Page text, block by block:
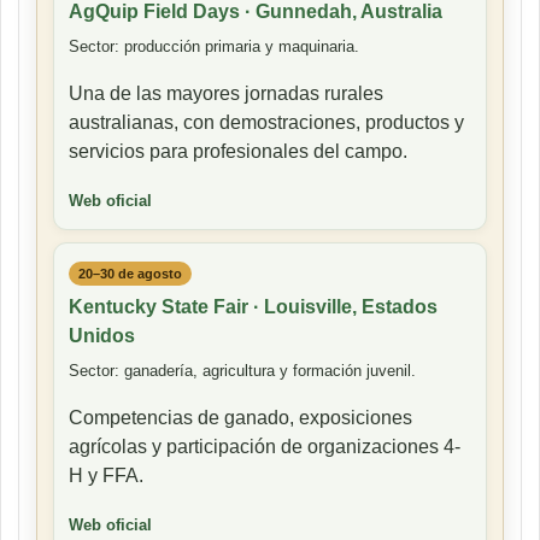
AgQuip Field Days · Gunnedah, Australia
Sector: producción primaria y maquinaria.
Una de las mayores jornadas rurales
australianas, con demostraciones, productos y
servicios para profesionales del campo.
Web oficial
20–30 de agosto
Kentucky State Fair · Louisville, Estados
Unidos
Sector: ganadería, agricultura y formación juvenil.
Competencias de ganado, exposiciones
agrícolas y participación de organizaciones 4-
H y FFA.
Web oficial